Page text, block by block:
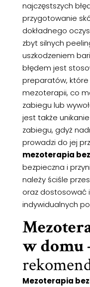
najczęstszych
przygotowanie
dokładnego
zbyt silnych
uszkodzeniem
błędem jest
preparatów,
mezoterapii, co
zabiegu lub
jest także
zabiegu, gdyż
prowadzi do jej
mezoterapia
bezpieczna i
należy ściśle
oraz dostosować
indywidualnych
w domu
Mezoterapia